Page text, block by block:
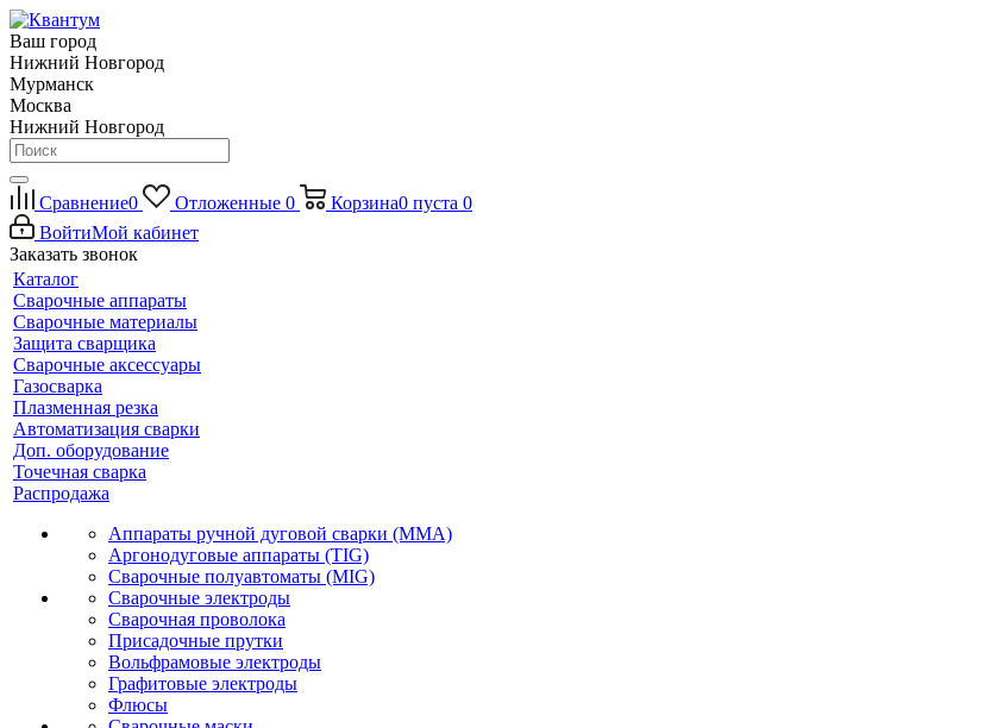
Ваш город
Нижний Новгород
Мурманск
Москва
Нижний Новгород
Сравнение0 Отложенные 0 Корзина0 пуста 0
ВойтиМой кабинет
Заказать звонок
Каталог
Сварочные аппараты
Сварочные материалы
Защита сварщика
Сварочные аксессуары
Газосварка
Плазменная резка
Автоматизация сварки
Доп. оборудование
Точечная сварка
Распродажа
Аппараты ручной дуговой сварки (MMA)
Аргонодуговые аппараты (TIG)
Сварочные полуавтоматы (MIG)
Сварочные электроды
Сварочная проволока
Присадочные прутки
Вольфрамовые электроды
Графитовые электроды
Флюсы